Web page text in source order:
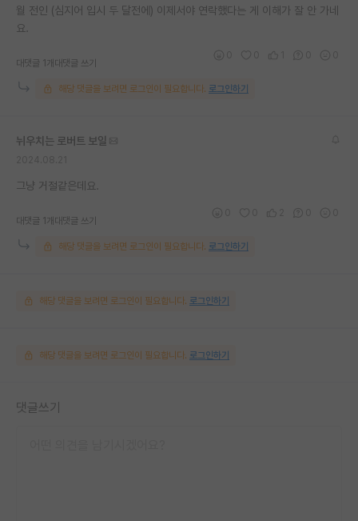
월 전인 (심지어 입시 두 달전에) 이제서야 연락했다는 게 이해가 잘 안 가네
요.
대댓글 1개 대댓글 쓰기
해당 댓글을 보려면 로그인이 필요합니다. 로그인하기
뉘우치는 로버트 보일
그냥 거절같은데요.
대댓글 1개 대댓글 쓰기
해당 댓글을 보려면 로그인이 필요합니다. 로그인하기
해당 댓글을 보려면 로그인이 필요합니다. 로그인하기
해당 댓글을 보려면 로그인이 필요합니다. 로그인하기
댓글쓰기